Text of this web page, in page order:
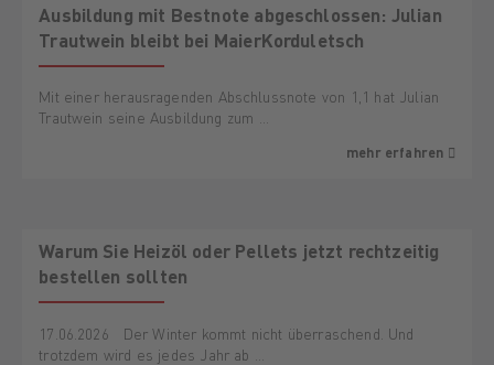
Ausbildung mit Bestnote abgeschlossen: Julian
Trautwein bleibt bei MaierKorduletsch
Mit einer herausragenden Abschlussnote von 1,1 hat Julian
Trautwein seine Ausbildung zum …
mehr erfahren
Warum Sie Heizöl oder Pellets jetzt rechtzeitig
bestellen sollten
17.06.2026 Der Winter kommt nicht überraschend. Und
trotzdem wird es jedes Jahr ab …